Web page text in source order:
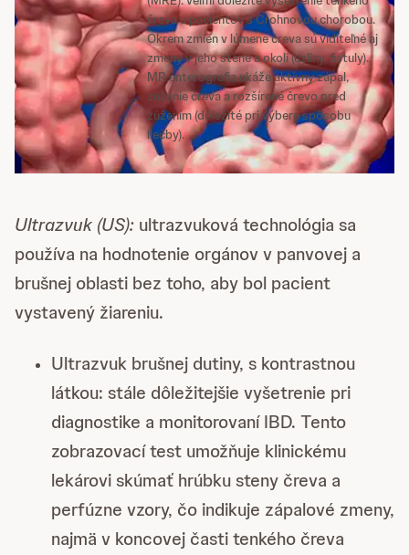
čreva u pacientov s Crohnovou chorobou.
Okrem zmien v lúmene čreva sú viditeľné aj
zmeny v jeho stene a okolí (uzliny, fistuly).
MR enterografia ukáže aktívny zápal,
zúženie čreva a rozšírené črevo pred
zúžením (dôležité pri výbere spôsobu
liečby).
Ultrazvuk (US): ultrazvuková technológia sa
používa na hodnotenie orgánov v panvovej a
brušnej oblasti bez toho, aby bol pacient
vystavený žiareniu.
Ultrazvuk brušnej dutiny, s kontrastnou
látkou: stále dôležitejšie vyšetrenie pri
diagnostike a monitorovaní IBD. Tento
zobrazovací test umožňuje klinickému
lekárovi skúmať hrúbku steny čreva a
perfúzne vzory, čo indikuje zápalové zmeny,
najmä v koncovej časti tenkého čreva